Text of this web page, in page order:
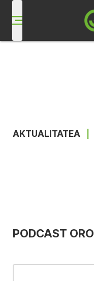
AKTUALITATEA
PODCAST ORO